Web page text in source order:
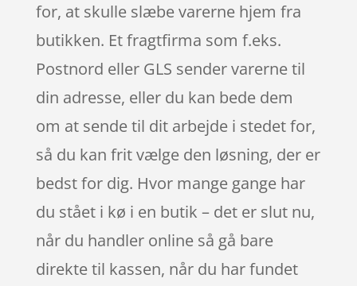
for, at skulle slæbe varerne hjem fra
butikken. Et fragtfirma som f.eks.
Postnord eller GLS sender varerne til
din adresse, eller du kan bede dem
om at sende til dit arbejde i stedet for,
så du kan frit vælge den løsning, der er
bedst for dig. Hvor mange gange har
du stået i kø i en butik – det er slut nu,
når du handler online så gå bare
direkte til kassen, når du har fundet